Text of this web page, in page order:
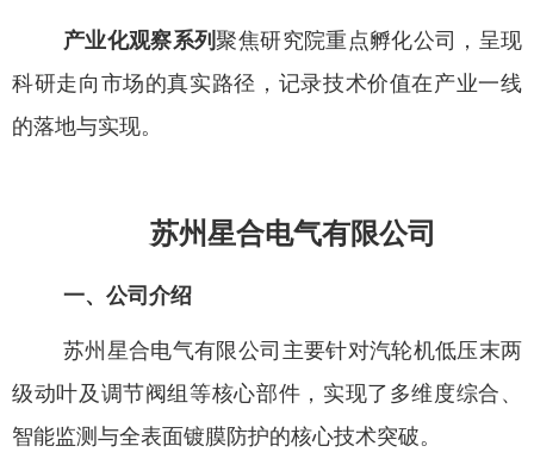
产业化观察系列聚焦研究院重点孵化公司，呈现
科研走向市场的真实路径，记录技术价值在产业一线
的落地与实现。
苏州星合电气有限公司
一、公司介绍
苏州星合电气有限公司主要针对汽轮机低压末两
级动叶及调节阀组等核心部件，实现了多维度综合、
智能监测与全表面镀膜防护的核心技术突破。